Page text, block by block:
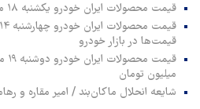
قیمت محصولات ایران خودرو یکشنبه ۱۸ مرداد ۱۴۰۵/ کاهش قیمت ۲۰۷
قیمت‌ها در بازار خودرو
میلیون تومان
شایعه انحلال ماکان‌بند / امیر مقاره و